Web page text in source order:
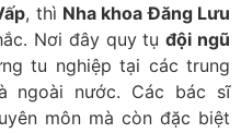
, thì Nha khoa Đăng Lưu
Nơi đây quy tụđội ngũ
tu nghiệp tại các trung
ngoài nước. Các bác sĩ
môn mà còn đặc biệt